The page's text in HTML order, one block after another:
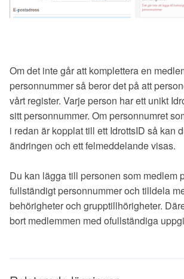
Om det inte går att komplettera en
personnummer så beror det på att
vårt register. Varje person har ett unikt
sitt personnummer. Om personnumret
i redan är kopplat till ett IdrottsID så kan
ändringen och ett felmeddelande visas.
Du kan lägga till personen som medlem
fullständigt personnummer och tilldela
behörigheter och grupptillhörigheter.
bort medlemmen med ofullständiga